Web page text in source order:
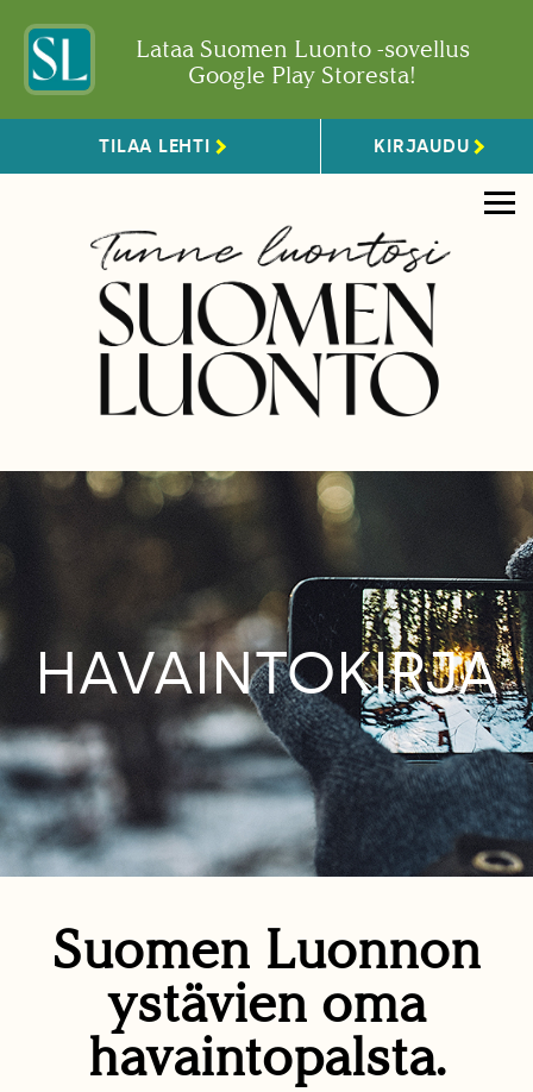
Lataa Suomen Luonto -sovellus
Google Play Storesta!
TILAA LEHTI KIRJAUDU
HAVAINTOKIRJA
Suomen Luonnon
ystävien oma
havaintopalsta.